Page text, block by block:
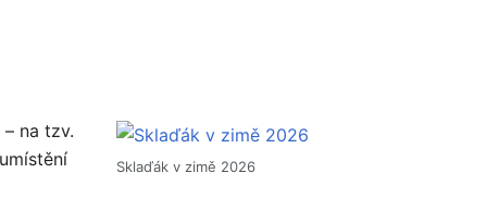
Sklaďák v zimě 2026
– na tzv.